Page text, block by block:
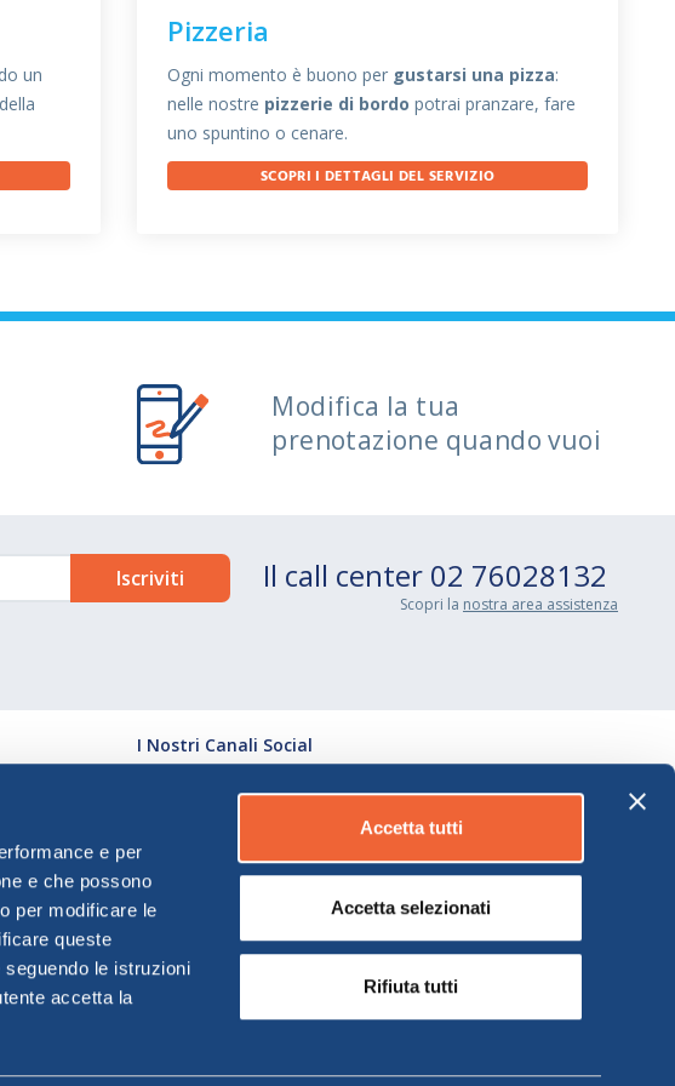
e per
e che possono
per modificare le
queste
seguendo le istruzioni
accetta la
Accetta tutti
Accetta selezionati
Rifiuta tutti
un
della
Pizzeria
Ogni momento è buono per gustarsi una pizza:
nelle nostre pizzerie di bordo potrai pranzare, fare
uno spuntino o cenare.
SCOPRI I DETTAGLI DEL SERVIZIO
Modifica la tua
prenotazione quando vuoi
Il call center 02 76028132
Scopri la nostra area assistenza
I Nostri Canali Social
e coordinamento da parte di Onorato Armatori S.r.l.